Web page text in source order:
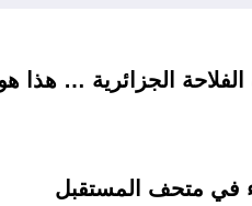
في متحف المستقبل